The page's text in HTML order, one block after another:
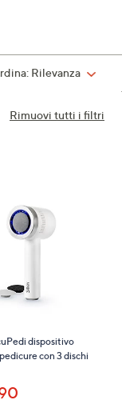
Rilevanza
Rimuovi tutti i filtri
dispositivo
con 3 dischi